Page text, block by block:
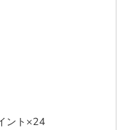
ント×24